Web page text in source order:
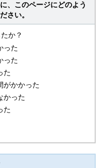
、このページにどのよう
さい。
か？
った
った
た
がかかった
かった
た